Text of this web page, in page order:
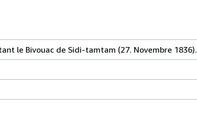
le Bivouac de Sidi-tamtam (27. Novembre 1836).